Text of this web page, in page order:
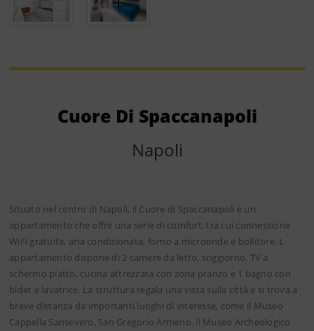
Cuore Di Spaccanapoli
Napoli
Situato nel centro di Napoli, il Cuore di Spaccanapoli è un
appartamento che offre una serie di comfort, tra cui connessione
WiFi gratuita, aria condizionata, forno a microonde e bollitore. L
appartamento dispone di 2 camere da letto, soggiorno, TV a
schermo piatto, cucina attrezzata con zona pranzo e 1 bagno con
bidet e lavatrice. La struttura regala una vista sulla città e si trova a
breve distanza da importanti luoghi di interesse, come il Museo
Cappella Sansevero, San Gregorio Armeno, il Museo Archeologico